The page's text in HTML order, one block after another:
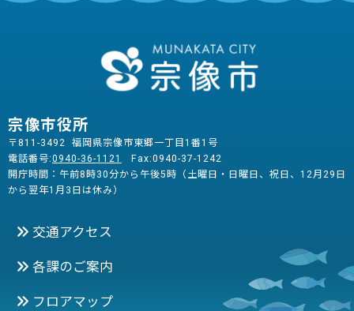
宗像市役所
〒811-3492 福岡県宗像市東郷一丁目1番1号
電話番号:0940-36-1121
Fax:0940-37-1242
開庁時間：午前8時30分から午後5時（土曜日・日曜日、祝日、12月29日
から翌年1月3日は休み）
交通アクセス
各課のご案内
フロアマップ